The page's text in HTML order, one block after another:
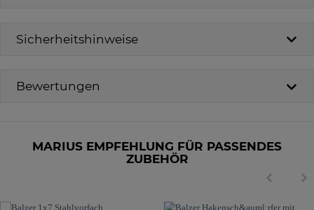
Sicherheitshinweise
Bewertungen
MARIUS EMPFEHLUNG FÜR PASSENDES
ZUBEHÖR